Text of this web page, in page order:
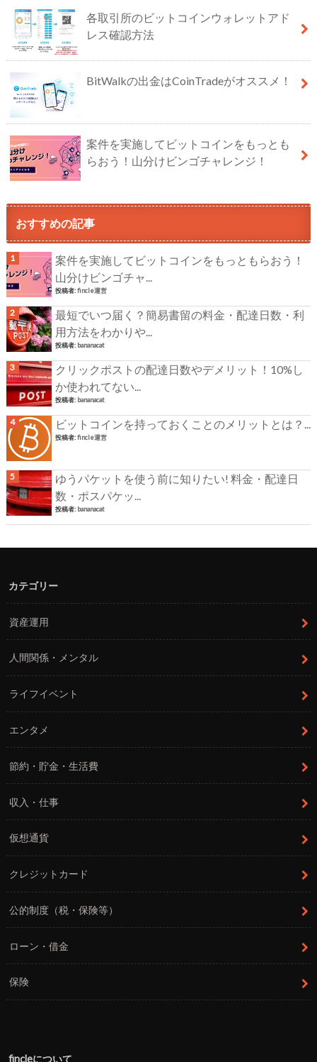
各取引所のビットコインウォレットアド
レス確認方法
BitWalkの出金はCoinTradeがオススメ！
案件を実施してビットコインをもっとも
らおう！山分けビンゴチャレンジ！
おすすめの記事
案件を実施してビットコインをもっともらおう！
山分けビンゴチャ...
投稿者:fincle運営
最短でいつ届く？簡易書留の料金・配達日数・利
用方法をわかりや...
投稿者: bananacat
クリックポストの配達日数やデメリット！10%し
か使われてない...
投稿者: bananacat
ビットコインを持っておくことのメリットとは？...
投稿者:fincle運営
ゆうパケットを使う前に知りたい! 料金・配達日
数・ポスパケッ...
投稿者: bananacat
カテゴリー
資産運用
人間関係・メンタル
ライフイベント
エンタメ
節約・貯金・生活費
収入・仕事
仮想通貨
クレジットカード
公的制度（税・保険等）
ローン・借金
保険
fincleについて